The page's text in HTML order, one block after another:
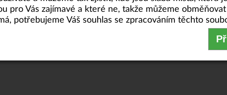
pro Vás zajímavé a které ne, takže můžeme
potřebujeme Váš souhlas se zpracováním těchto